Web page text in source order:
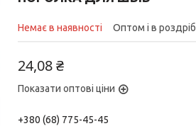
Немає в наявності Оптом і в роздріб
24,08 ₴
Показати оптові ціни
+380 (68) 775-45-45